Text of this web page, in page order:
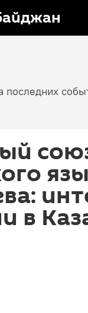
последних
в